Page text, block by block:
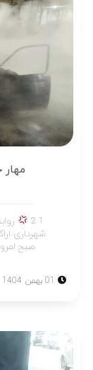
مهار
1 2
صبح
01 بهمن 1404